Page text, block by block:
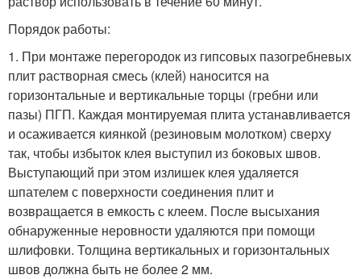
Порядок работы:
1. При монтаже перегородок из гипсовых пазогребневых
плит растворная смесь (клей) наносится на
горизонтальные и вертикальные торцы (гребни или
пазы) ПГП. Каждая монтируемая плита устанавливается
и осаживается киянкой (резиновым молотком) сверху
так, чтобы избыток клея выступил из боковых швов.
Выступающий при этом излишек клея удаляется
шпателем с поверхности соединения плит и
возвращается в емкость с клеем. После высыхания
обнаруженные неровности удаляются при помощи
шлифовки. Толщина вертикальных и горизонтальных
швов должна быть не более 2 мм.